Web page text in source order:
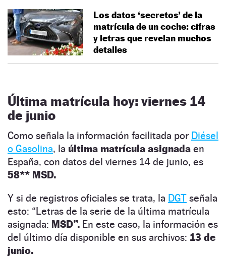
Los datos ‘secretos’ de la
matrícula de un coche: cifras
y letras que revelan muchos
detalles
Última matrícula hoy: viernes 14
de junio
Como señala la información facilitada por Diésel
o Gasolina, la última matrícula asignada en
España, con datos del viernes 14 de junio, es
58** MSD.
Y si de registros oficiales se trata, la DGT señala
esto: “Letras de la serie de la última matrícula
asignada: MSD”. En este caso, la información es
del último día disponible en sus archivos: 13 de
junio.